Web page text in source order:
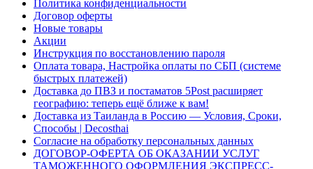
Политика конфиденциальности
Договор оферты
Новые товары
Акции
Инструкция по восстановлению пароля
Оплата товара, Настройка оплаты по СБП (системе
быстрых платежей)
Доставка до ПВЗ и постаматов 5Post расширяет
географию: теперь ещё ближе к вам!
Доставка из Таиланда в Россию — Условия, Сроки,
Способы | Decosthai
Согласие на обработку персональных данных
ДОГОВОР-ОФЕРТА ОБ ОКАЗАНИИ УСЛУГ
ТАМОЖЕННОГО ОФОРМЛЕНИЯ ЭКСПРЕСС-